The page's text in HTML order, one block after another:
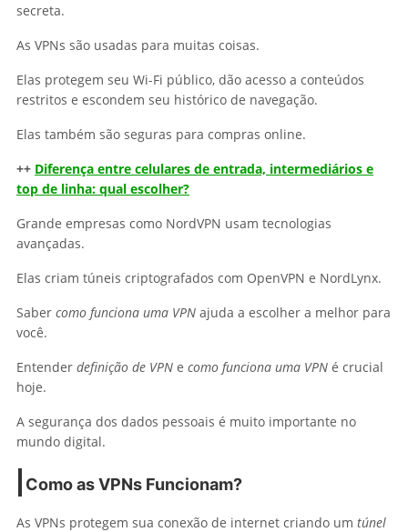
secreta.
As VPNs são usadas para muitas coisas.
Elas protegem seu Wi-Fi público, dão acesso a conteúdos
restritos e escondem seu histórico de navegação.
Elas também são seguras para compras online.
++ Diferença entre celulares de entrada, intermediários e
top de linha: qual escolher?
Grande empresas como NordVPN usam tecnologias
avançadas.
Elas criam túneis criptografados com OpenVPN e NordLynx.
Saber como funciona uma VPN ajuda a escolher a melhor para
você.
Entender definição de VPN e como funciona uma VPN é crucial
hoje.
A segurança dos dados pessoais é muito importante no
mundo digital.
Como as VPNs Funcionam?
As VPNs protegem sua conexão de internet criando um túnel